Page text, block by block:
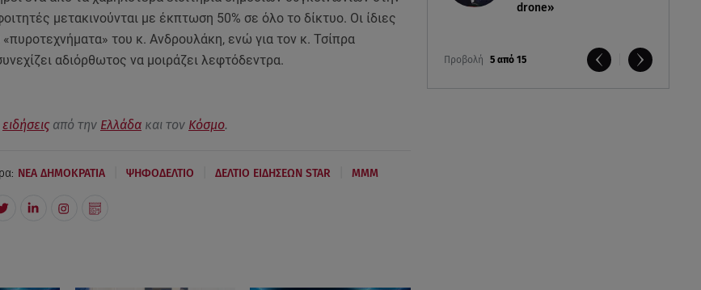
drone»
Προβολή 5 από 15
μετακινούνται με έκπτωση 50% σε όλο το δίκτυο. Οι ίδιες
«πυροτεχνήματα» του κ. Ανδρουλάκη, ενώ για τον κ. Τσίπρα
αδιόρθωτος να μοιράζει λεφτόδεντρα.
ειδήσειςαπό την Ελλάδακαι τον Κόσμο.
ΝΕΑ ΔΗΜΟΚΡΑΤΙΑ ΨΗΦΟΔΕΛΤΙΟ ΔΕΛΤΙΟ ΕΙΔΗΣΕΩΝ STAR ΜΜΜ